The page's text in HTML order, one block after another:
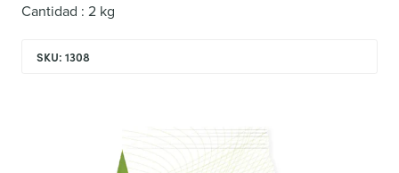
Cantidad : 2 kg
SKU: 1308